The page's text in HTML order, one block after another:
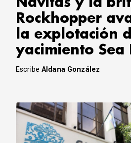
Rockhopper
la explotación
yacimiento Sea
EscribeAldana González